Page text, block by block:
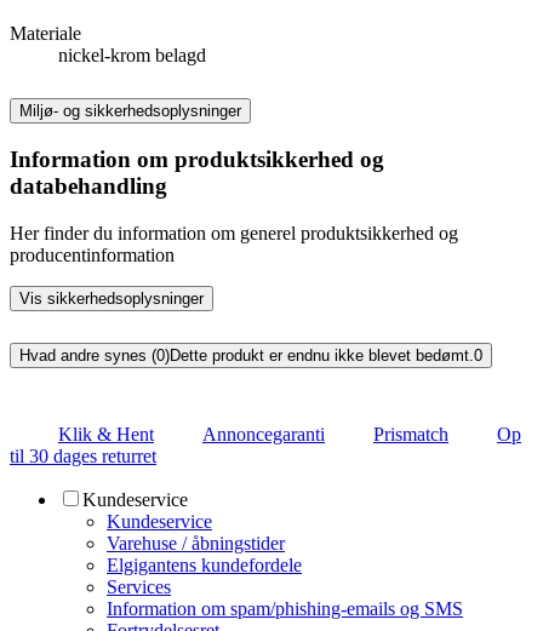
Materiale
nickel-krom belagd
Miljø- og sikkerhedsoplysninger
Information om produktsikkerhed og
databehandling
Her finder du information om generel produktsikkerhed og
producentinformation
Vis sikkerhedsoplysninger
Hvad andre synes (0)Dette produkt er endnu ikke blevet bedømt.0
Klik & Hent Annoncegaranti Prismatch
Op
til 30 dages returret
Kundeservice
Kundeservice
Varehuse / åbningstider
Elgigantens kundefordele
Services
Information om spam/phishing-emails og SMS